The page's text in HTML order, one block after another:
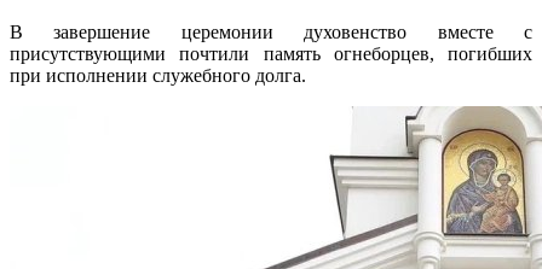
В завершение церемонии духовенство вместе с
присутствующими почтили память огнеборцев, погибших
при исполнении служебного долга.